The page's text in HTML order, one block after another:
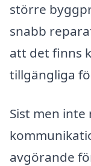
större
snabb
att det finns
tillgängliga
Sist men
avgörande